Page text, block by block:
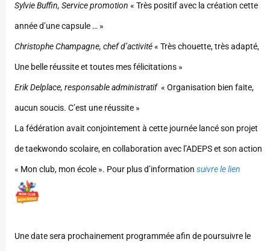
Sylvie Buffin, Service promotion « Très positif avec la création cette
année d’une capsule … »
Christophe Champagne, chef d’activité« Très chouette, très adapté,
Une belle réussite et toutes mes félicitations »
Erik Delplace, responsable administratif« Organisation bien faite,
aucun soucis. C’est une réussite »
La fédération avait conjointement à cette journée lancé son projet
de taekwondo scolaire, en collaboration avec l’ADEPS et son action
« Mon club, mon école ». Pour plus d’information suivre le lien
Une date sera prochainement programmée afin de poursuivre le